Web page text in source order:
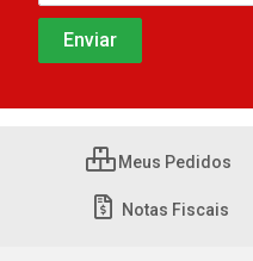
Meus Pedidos
Notas Fiscais